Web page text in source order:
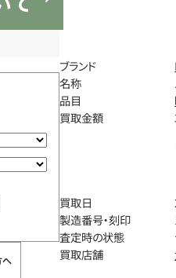
ブランド
名称
品目
買取金額
買取日
製造番号・刻印
査定時の状態
買取店舗